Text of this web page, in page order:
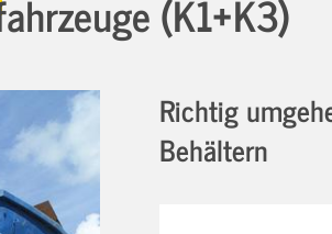
(K1+K3)
Richtig
Behältern